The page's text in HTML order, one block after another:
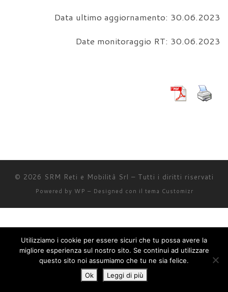
Data ultimo aggiornamento: 30.06.2023
Date monitoraggio RT: 30.06.2023
© 2026 SRM Reti e Mobilità Srl – Tutti i diritti riservati
Powered by WP – Designed con il tema Customizr
Utilizziamo i cookie per essere sicuri che tu possa avere la
migliore esperienza sul nostro sito. Se continui ad utilizzare
questo sito noi assumiamo che tu ne sia felice.
Ok
Leggi di più